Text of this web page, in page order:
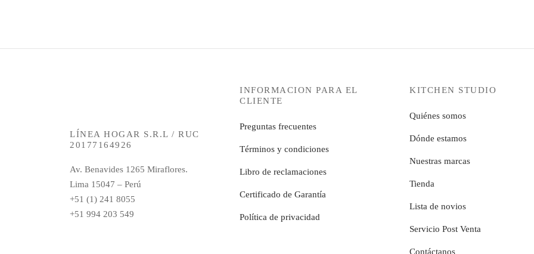
LÍNEA HOGAR S.R.L / RUC
20177164926
Av. Benavides 1265 Miraflores.
Lima 15047 – Perú
+51 (1) 241 8055
+51 994 203 549
INFORMACION PARA EL
CLIENTE
Preguntas frecuentes
Términos y condiciones
Libro de reclamaciones
Certificado de Garantía
Política de privacidad
KITCHEN STUDIO
Quiénes somos
Dónde estamos
Nuestras marcas
Tienda
Lista de novios
Servicio Post Venta
Contáctanos